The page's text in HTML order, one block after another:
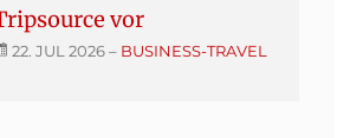
vor
22. JUL 2026– BUSINESS-TRAVEL